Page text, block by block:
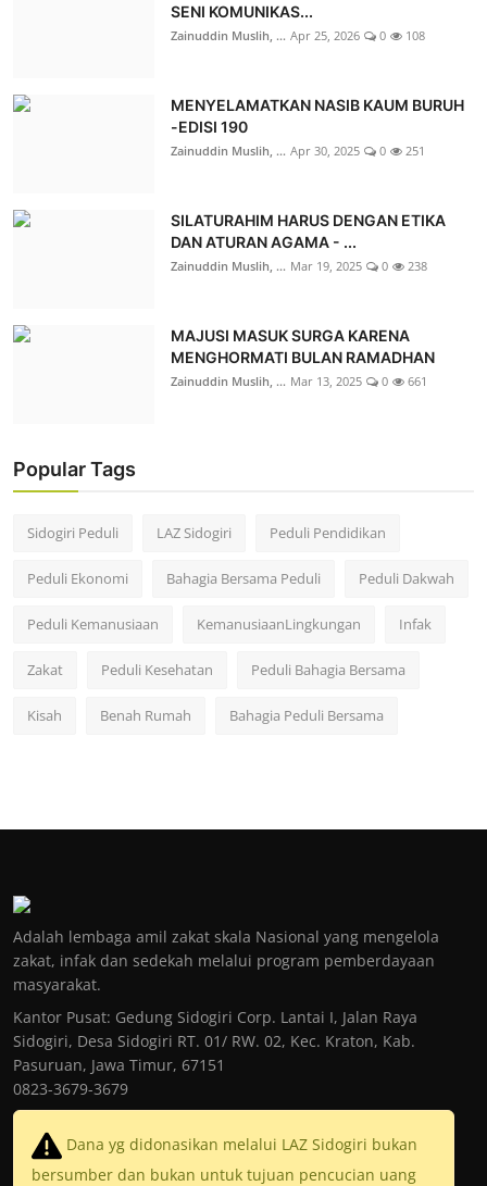
SENI KOMUNIKAS...
Zainuddin Muslih, ... Apr 25, 2026 0 108
MENYELAMATKAN NASIB KAUM BURUH
-EDISI 190
Zainuddin Muslih, ... Apr 30, 2025 0 251
SILATURAHIM HARUS DENGAN ETIKA
DAN ATURAN AGAMA - ...
Zainuddin Muslih, ... Mar 19, 2025 0 238
MAJUSI MASUK SURGA KARENA
MENGHORMATI BULAN RAMADHAN
Zainuddin Muslih, ... Mar 13, 2025 0 661
Popular Tags
Sidogiri Peduli LAZ Sidogiri Peduli Pendidikan
Peduli Ekonomi Bahagia Bersama Peduli Peduli Dakwah
Peduli Kemanusiaan KemanusiaanLingkungan Infak
Zakat Peduli Kesehatan Peduli Bahagia Bersama
Kisah Benah Rumah Bahagia Peduli Bersama
Adalah lembaga amil zakat skala Nasional yang mengelola
zakat, infak dan sedekah melalui program pemberdayaan
masyarakat.
Kantor Pusat: Gedung Sidogiri Corp. Lantai I, Jalan Raya
Sidogiri, Desa Sidogiri RT. 01/ RW. 02, Kec. Kraton, Kab.
Pasuruan, Jawa Timur, 67151
0823-3679-3679
Dana yg didonasikan melalui LAZ Sidogiri bukan
bersumber dan bukan untuk tujuan pencucian uang